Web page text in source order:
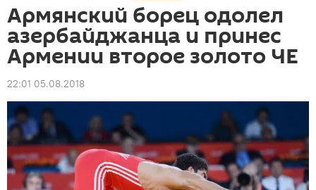
Армянский борец одолел
азербайджанца и принес
Армении второе золото ЧЕ
22:01 05.08.2018